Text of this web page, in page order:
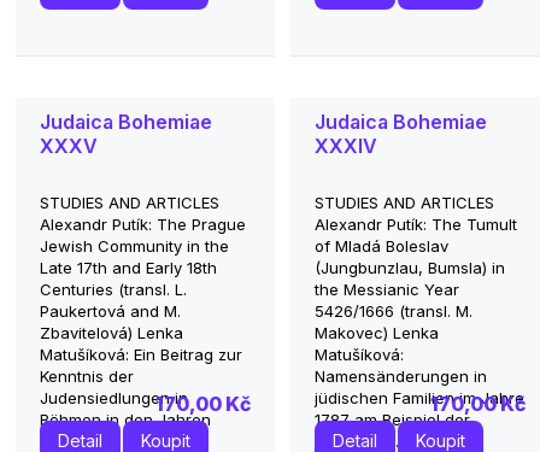
Judaica Bohemiae
XXXV
STUDIES AND ARTICLES
Alexandr Putík: The Prague
Jewish Community in the
Late 17th and Early 18th
Centuries (transl. L.
Paukertová and M.
Zbavitelová) Lenka
Matušíková: Ein Beitrag zur
Kenntnis der
Judensiedlungen in
Böhmen in den Jahren
1650...
170,00 Kč
Detail Koupit
Judaica Bohemiae
XXXIV
STUDIES AND ARTICLES
Alexandr Putík: The Tumult
of Mladá Boleslav
(Jungbunzlau, Bumsla) in
the Messianic Year
5426/1666 (transl. M.
Makovec) Lenka
Matušíková:
Namensänderungen in
jüdischen Familien im Jahre
1787 am Beispiel der
jüdischen...
170,00 Kč
Detail Koupit